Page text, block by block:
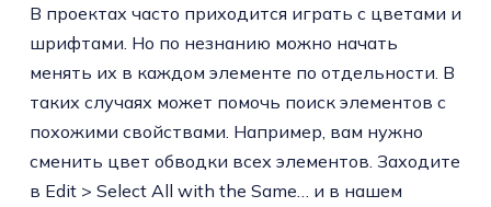
В проектах часто приходится играть с цветами и
шрифтами. Но по незнанию можно начать
менять их в каждом элементе по отдельности. В
таких случаях может помочь поиск элементов с
похожими свойствами. Например, вам нужно
сменить цвет обводки всех элементов. Заходите
в Edit > Select All with the Same… и в нашем